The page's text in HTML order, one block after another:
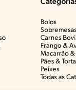
Bolos
Carnes
Frango &
Macarrão &
Pães &
Peixes
Todas as